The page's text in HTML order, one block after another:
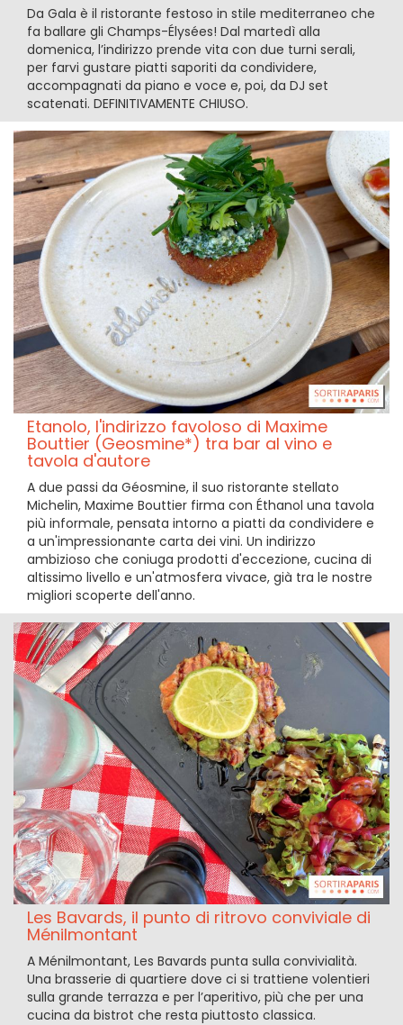
Da Gala è il ristorante festoso in stile mediterraneo che
fa ballare gli Champs-Élysées! Dal martedì alla
domenica, l’indirizzo prende vita con due turni serali,
per farvi gustare piatti saporiti da condividere,
accompagnati da piano e voce e, poi, da DJ set
scatenati. DEFINITIVAMENTE CHIUSO.
Etanolo, l'indirizzo favoloso di Maxime
Bouttier (Geosmine*) tra bar al vino e
tavola d'autore
A due passi da Géosmine, il suo ristorante stellato
Michelin, Maxime Bouttier firma con Éthanol una tavola
più informale, pensata intorno a piatti da condividere e
a un'impressionante carta dei vini. Un indirizzo
ambizioso che coniuga prodotti d'eccezione, cucina di
altissimo livello e un'atmosfera vivace, già tra le nostre
migliori scoperte dell'anno.
Les Bavards, il punto di ritrovo conviviale di
Ménilmontant
A Ménilmontant, Les Bavards punta sulla convivialità.
Una brasserie di quartiere dove ci si trattiene volentieri
sulla grande terrazza e per l’aperitivo, più che per una
cucina da bistrot che resta piuttosto classica.